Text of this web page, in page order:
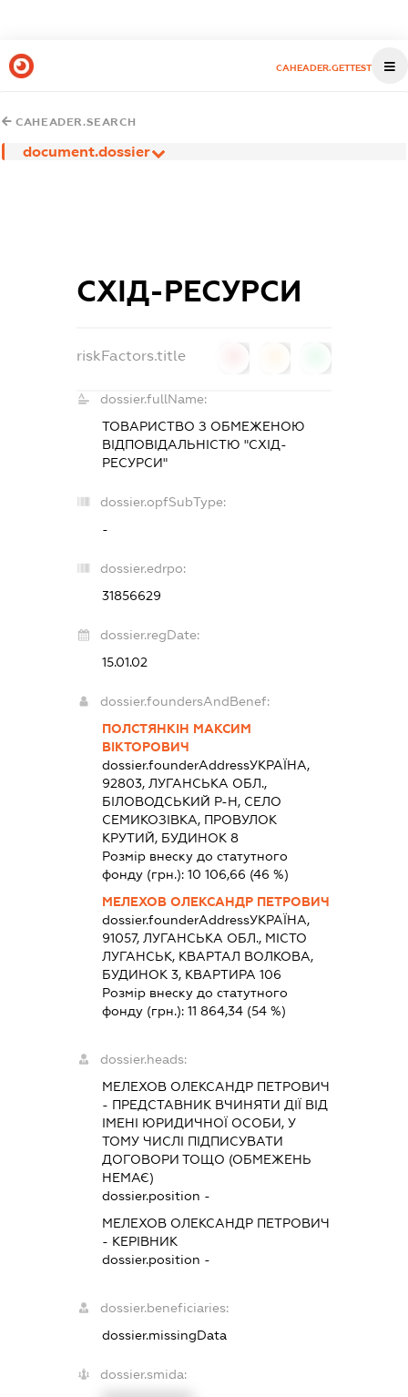
CAHEADER.GETTEST
CAHEADER.SEARCH
document.dossier
СХІД-РЕСУРСИ
riskFactors.title
dossier.fullName:
ТОВАРИСТВО З ОБМЕЖЕНОЮ
ВІДПОВІДАЛЬНІСТЮ "СХІД-
РЕСУРСИ"
dossier.opfSubType:
-
dossier.edrpo:
31856629
dossier.regDate:
15.01.02
dossier.foundersAndBenef:
ПОЛСТЯНКІН МАКСИМ
ВІКТОРОВИЧ
dossier.founderAddressУКРАЇНА,
92803, ЛУГАНСЬКА ОБЛ.,
БІЛОВОДСЬКИЙ Р-Н, СЕЛО
СЕМИКОЗІВКА, ПРОВУЛОК
КРУТИЙ, БУДИНОК 8
Розмір внеску до статутного
фонду (грн.):10 106,66 (46 %)
МЕЛЕХОВ ОЛЕКСАНДР ПЕТРОВИЧ
dossier.founderAddressУКРАЇНА,
91057, ЛУГАНСЬКА ОБЛ., МІСТО
ЛУГАНСЬК, КВАРТАЛ ВОЛКОВА,
БУДИНОК 3, КВАРТИРА 106
Розмір внеску до статутного
фонду (грн.):11 864,34 (54 %)
dossier.heads:
МЕЛЕХОВ ОЛЕКСАНДР ПЕТРОВИЧ
- ПРЕДСТАВНИК ВЧИНЯТИ ДІЇ ВІД
ІМЕНІ ЮРИДИЧНОЇ ОСОБИ, У
ТОМУ ЧИСЛІ ПІДПИСУВАТИ
ДОГОВОРИ ТОЩО (ОБМЕЖЕНЬ
НЕМАЄ)
dossier.position -
МЕЛЕХОВ ОЛЕКСАНДР ПЕТРОВИЧ
- КЕРІВНИК
dossier.position -
dossier.beneficiaries:
dossier.missingData
dossier.smida: